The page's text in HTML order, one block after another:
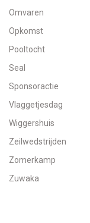
Omvaren
Opkomst
Pooltocht
Seal
Sponsoractie
Vlaggetjesdag
Wiggershuis
Zeilwedstrijden
Zomerkamp
Zuwaka